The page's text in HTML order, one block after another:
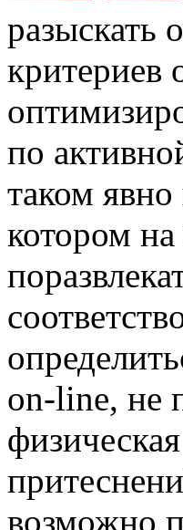
разыскать
критериев
по
таком
котором
on-line, не
возможно